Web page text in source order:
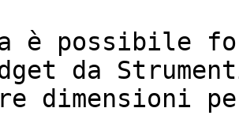
è possibile
da
dimensioni